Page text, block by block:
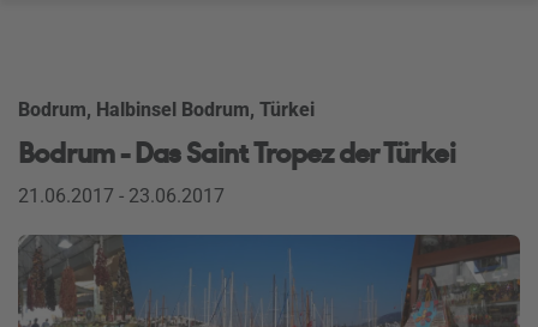
Bodrum, Halbinsel Bodrum, Türkei
Bodrum - Das Saint Tropez der Türkei
21.06.2017 - 23.06.2017